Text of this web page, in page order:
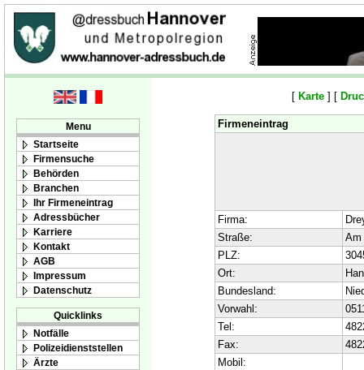
Menu
Startseite
Firmensuche
Behörden
Branchen
Ihr Firmeneintrag
Adressbücher
Karriere
Kontakt
AGB
Impressum
Datenschutz
Quicklinks
Notfälle
Polizeidienststellen
Ärzte
[ Karte ] [
Firmeneintrag
Firma:
Straße:
Am
PLZ:
Ort:
Bundesland:
Vorwahl:
Tel:
Fax:
Mobil: